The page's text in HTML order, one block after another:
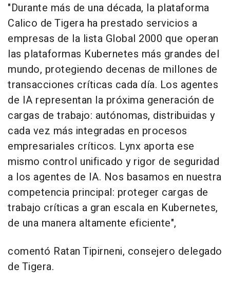
"Durante más de una década, la plataforma
Calico de Tigera ha prestado servicios a
empresas de la lista Global 2000 que operan
las plataformas Kubernetes más grandes del
mundo, protegiendo decenas de millones de
transacciones críticas cada día. Los agentes
de IA representan la próxima generación de
cargas de trabajo: autónomas, distribuidas y
cada vez más integradas en procesos
empresariales críticos. Lynx aporta ese
mismo control unificado y rigor de seguridad
a los agentes de IA. Nos basamos en nuestra
competencia principal: proteger cargas de
trabajo críticas a gran escala en Kubernetes,
de una manera altamente eficiente",
comentó Ratan Tipirneni, consejero delegado
de Tigera.